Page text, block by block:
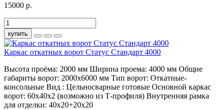
15000 р.
купить
Каркас откатных ворот Статус Стандарт 4000
Высота проёма: 2000 мм Ширина проема: 4000 мм Общие
габариты ворот: 2000х6000 мм Тип ворот: Откатные-
консольные Вид : Цельносварные готовые Основной каркас
ворот: 60х40х2 (возможно из Т-профиля) Внутренняя рамка
для отделки: 40х20+20х20